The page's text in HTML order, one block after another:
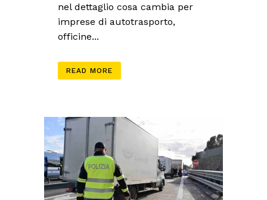
nel dettaglio cosa cambia per
imprese di autotrasporto,
officine...
READ MORE